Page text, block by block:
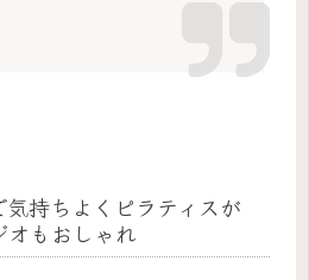
気持ちよくピラティスが
オもおしゃれ